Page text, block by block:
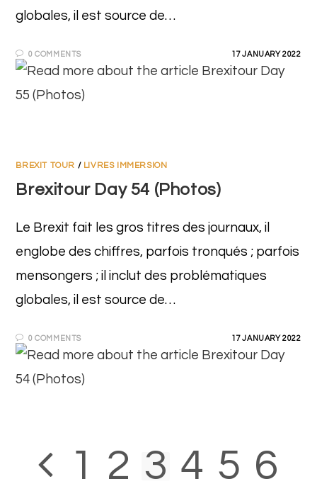
globales, il est source de…
0 COMMENTS 17 JANUARY 2022
BREXIT TOUR / LIVRES IMMERSION
Brexitour Day 54 (Photos)
Le Brexit fait les gros titres des journaux, il
englobe des chiffres, parfois tronqués ; parfois
mensongers ; il inclut des problématiques
globales, il est source de…
0 COMMENTS 17 JANUARY 2022
Go to the previous page
1 2 3 4 5 6